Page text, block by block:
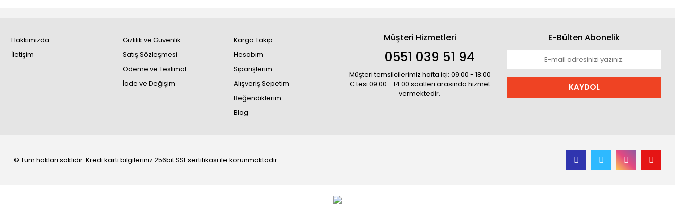
Hakkımızda
İletişim
Gizlilik ve Güvenlik
Satış Sözleşmesi
Ödeme ve Teslimat
İade ve Değişim
Kargo Takip
Hesabım
Siparişlerim
Alışveriş Sepetim
Beğendiklerim
Blog
Müşteri Hizmetleri
0551 039 51 94
Müşteri temsilcilerimiz hafta içi: 09:00 - 18:00
C.tesi 09:00 - 14:00 saatleri arasında hizmet
vermektedir.
E-Bülten Abonelik
KAYDOL
© Tüm hakları saklıdır. Kredi kartı bilgileriniz 256bit SSL sertifikası ile korunmaktadır.